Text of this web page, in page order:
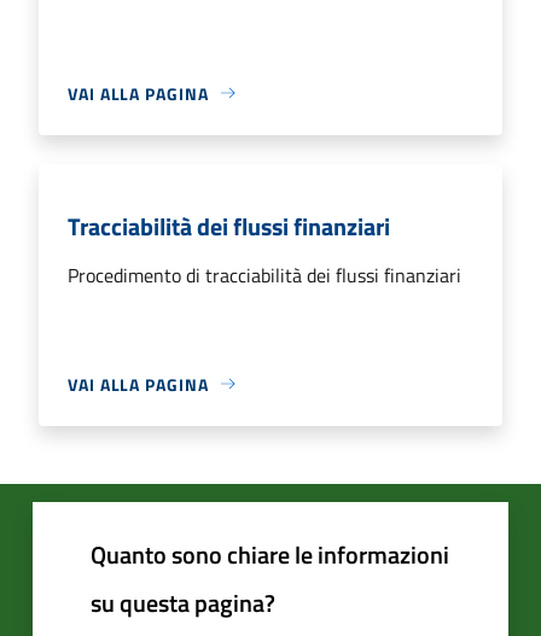
VAI ALLA PAGINA
Tracciabilità dei flussi finanziari
Procedimento di tracciabilità dei flussi finanziari
VAI ALLA PAGINA
Quanto sono chiare le informazioni
su questa pagina?